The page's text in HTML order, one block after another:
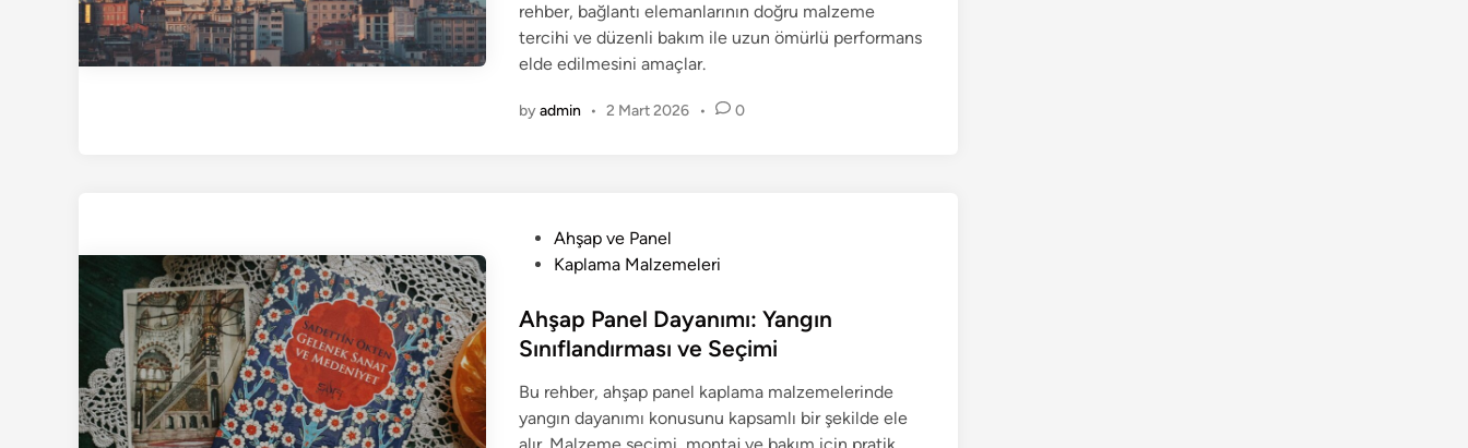
rehber, bağlantı elemanlarının doğru malzeme
tercihi ve düzenli bakım ile uzun ömürlü performans
elde edilmesini amaçlar.
byadmin • 2 Mart 2026 • 0
t
e
i
n
Ahşap ve Panel
Kaplama Malzemeleri
Ahşap Panel Dayanımı: Yangın
Sınıflandırması ve Seçimi
Bu rehber, ahşap panel kaplama malzemelerinde
yangın dayanımı konusunu kapsamlı bir şekilde ele